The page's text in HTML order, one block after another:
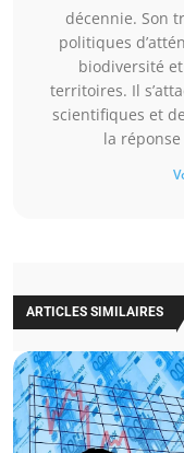
décennie. Son
politiques
biodiversité
territoires. Il
scientifiques et
la
ARTICLES SIMILAIRES